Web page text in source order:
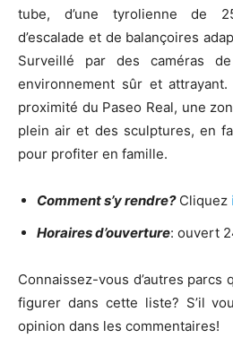
tube, d’une tyrolienne de
d’escalade et de balançoires
Surveillé par des caméras
environnement sûr et
proximité du Paseo Real, une
plein air et des sculptures, en
pour profiter en famille.
Comment s’y rendre?Cliquez
Horaires d’ouverture: ouvert
Connaissez-vous d’autres parcs
figurer dans cette liste? S’il
opinion dans les commentaires!